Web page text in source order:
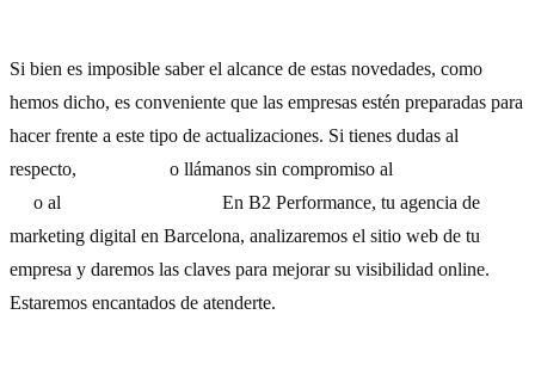
Si bien es imposible saber el alcance de estas novedades, como
hemos dicho, es conveniente que las empresas estén preparadas para
hacer frente a este tipo de actualizaciones. Si tienes dudas al
respecto,
o llámanos sin compromiso al
o al
En B2 Performance, tu agencia de
marketing digital en Barcelona, analizaremos el sitio web de tu
empresa y daremos las claves para mejorar su visibilidad online.
Estaremos encantados de atenderte.